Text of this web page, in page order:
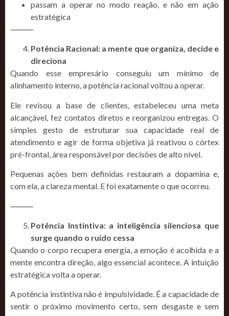
passam a operar no modo reação, e não em ação
estratégica
⸻
Potência Racional: a mente que organiza, decide e
direciona
Quando esse empresário conseguiu um mínimo de
alinhamento interno, a potência racional voltou a operar.
Ele revisou a base de clientes, estabeleceu uma meta
alcançável, fez contatos diretos e reorganizou entregas. O
simples gesto de estruturar sua capacidade real de
atendimento e agir de forma objetiva já reativou o córtex
pré-frontal, área responsável por decisões de alto nível.
Pequenas ações bem definidas restauram a dopamina e,
com ela, a clareza mental. E foi exatamente o que ocorreu.
⸻
Potência Instintiva: a inteligência silenciosa que
surge quando o ruído cessa
Quando o corpo recupera energia, a emoção é acolhida e a
mente encontra direção, algo essencial acontece. A intuição
estratégica volta a operar.
A potência instintiva não é impulsividade. É a capacidade de
sentir o próximo movimento certo, sem desgaste e sem